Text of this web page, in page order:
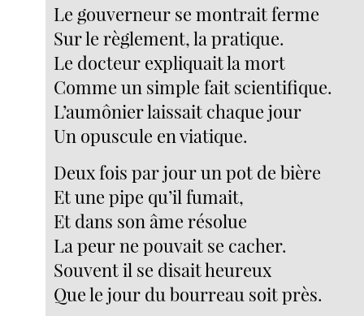
Le gouverneur se montrait ferme
Sur le règlement, la pratique.
Le docteur expliquait la mort
Comme un simple fait scientifique.
L’aumônier laissait chaque jour
Un opuscule en viatique.
Deux fois par jour un pot de bière
Et une pipe qu’il fumait,
Et dans son âme résolue
La peur ne pouvait se cacher.
Souvent il se disait heureux
Que le jour du bourreau soit près.